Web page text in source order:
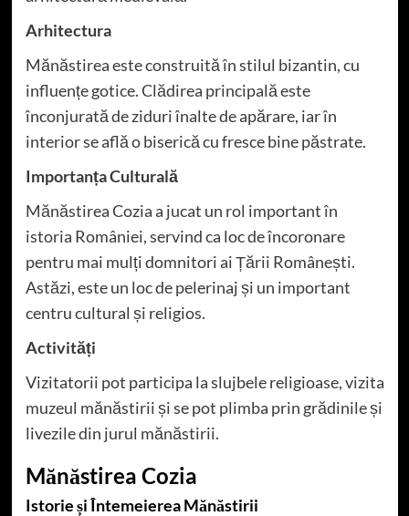
Arhitectura
Mănăstirea este construită în stilul bizantin, cu
influențe gotice. Clădirea principală este
înconjurată de ziduri înalte de apărare, iar în
interior se află o biserică cu fresce bine păstrate.
Importanța Culturală
Mănăstirea Cozia a jucat un rol important în
istoria României, servind ca loc de încoronare
pentru mai mulți domnitori ai Țării Românești.
Astăzi, este un loc de pelerinaj și un important
centru cultural și religios.
Activități
Vizitatorii pot participa la slujbele religioase, vizita
muzeul mănăstirii și se pot plimba prin grădinile și
livezile din jurul mănăstirii.
Mănăstirea Cozia
Istorie și Întemeierea Mănăstirii